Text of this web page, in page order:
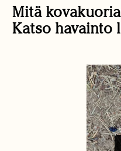
Mitä
Katso havainto